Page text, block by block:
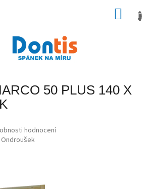
50 PLUS 140 X
hodnocení